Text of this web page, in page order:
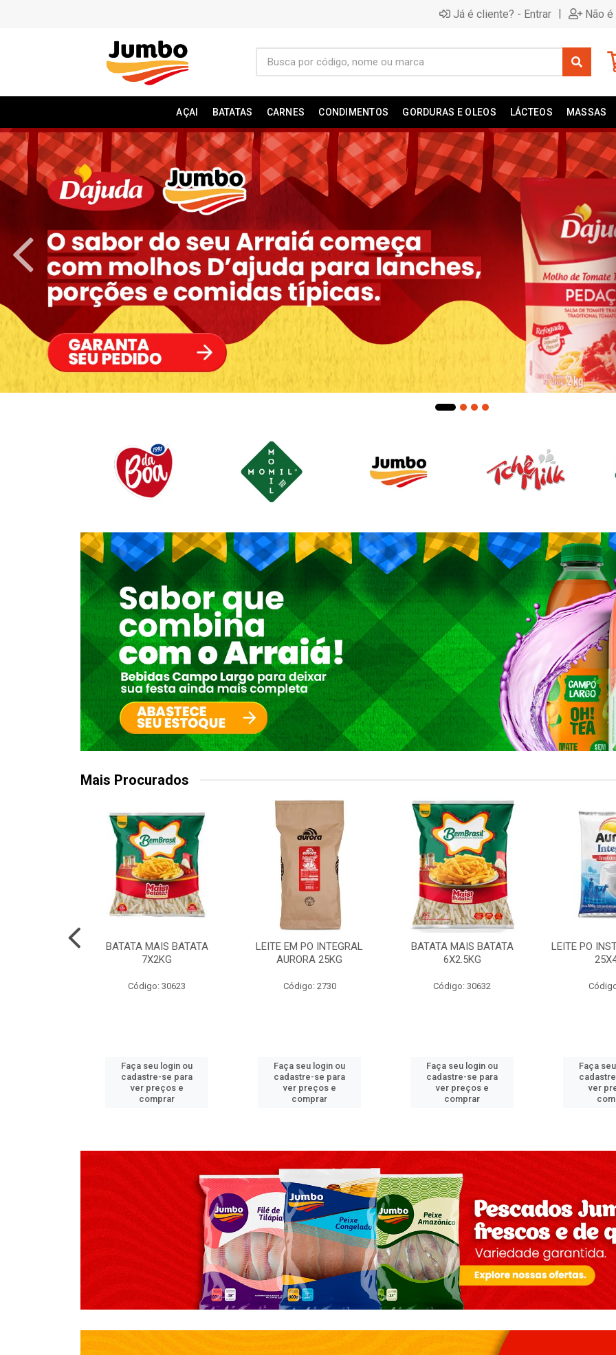
Já é cliente? - Entrar | Não
AÇAI BATATAS CARNES CONDIMENTOS GORDURAS E OLEOS LÁCTEOS MASSAS
Mais Procurados
BATATA MAIS BATATA
7X2KG
Código: 30623
Faça seu login ou
cadastre-se para
ver preços e
comprar
LEITE EM PO INTEGRAL
AURORA 25KG
Código: 2730
Faça seu login ou
cadastre-se para
ver preços e
comprar
BATATA MAIS BATATA
6X2.5KG
Código: 30632
Faça seu login ou
cadastre-se para
ver preços e
comprar
LEITE PO
Faça
ver